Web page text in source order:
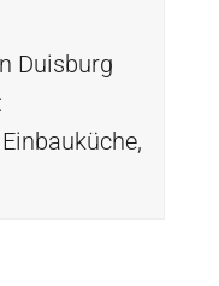
Duisburg